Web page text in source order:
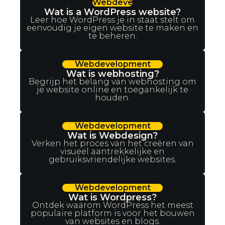
Webdevelopment
Wat is a WordPress website?
Leer hoe WordPress je in staat stelt om
eenvoudig je eigen website te maken en
te beheren.
Webdevelopment
Wat is webhosting?
Begrijp het belang van webhosting om
je website online en toegankelijk te
houden.
Webdevelopment
Wat is Webdesign?
Verken het proces van het creëren van
visueel aantrekkelijke en
gebruiksvriendelijke websites.
Webdevelopment
Wat is Wordpress?
Ontdek waarom WordPress het meest
populaire platform is voor het bouwen
van websites en blogs.